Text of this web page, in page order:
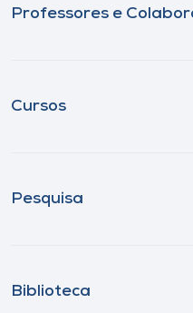
Professores e
Cursos
Pesquisa
Biblioteca